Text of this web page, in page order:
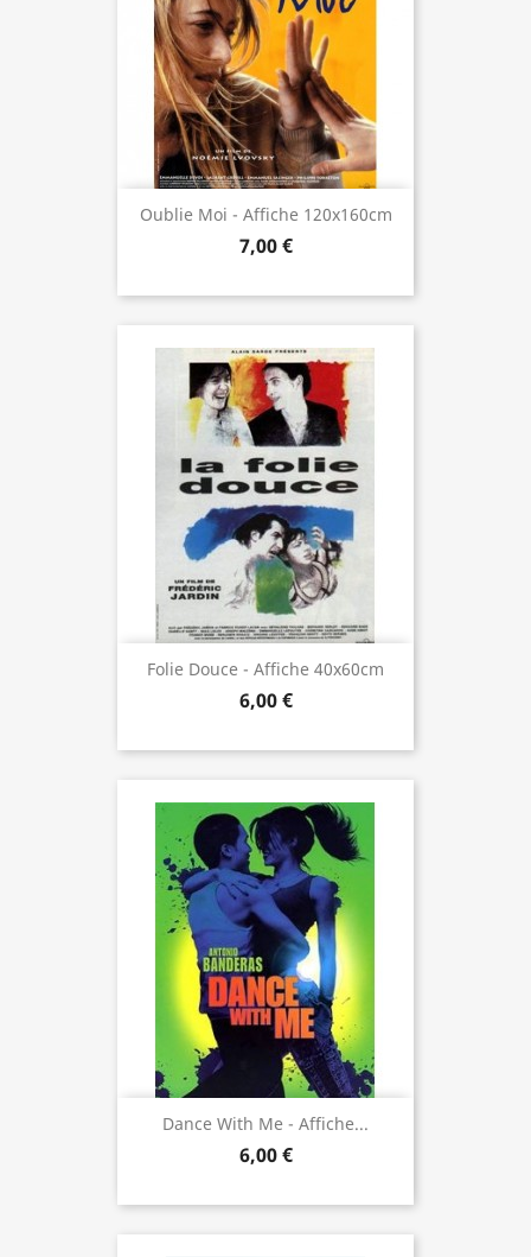
Oublie Moi - Affiche 120x160cm
7,00 €
Folie Douce - Affiche 40x60cm
6,00 €
Dance With Me - Affiche...
6,00 €